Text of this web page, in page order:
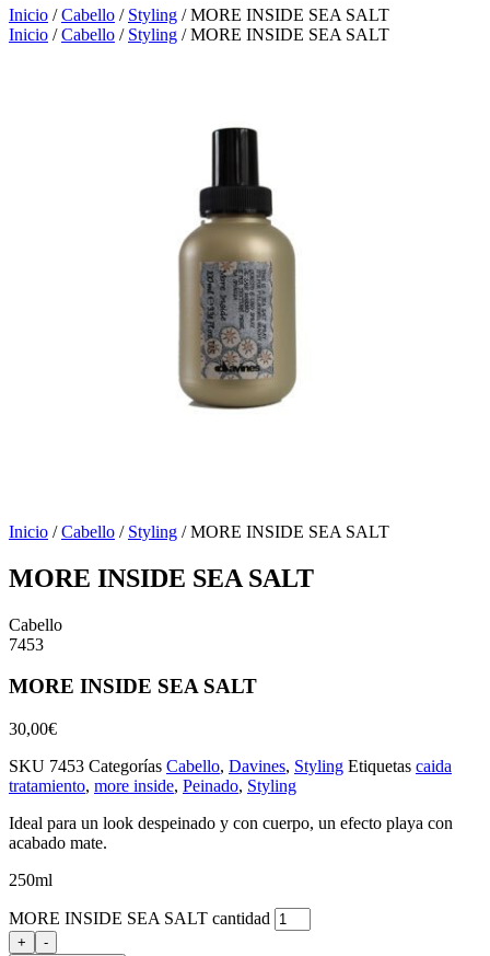
Inicio /Cabello / Styling / MORE INSIDE SEA SALT
Inicio /Cabello / Styling / MORE INSIDE SEA SALT
Inicio /Cabello / Styling / MORE INSIDE SEA SALT
MORE INSIDE SEA SALT
Cabello
7453
MORE INSIDE SEA SALT
30,00€
SKU 7453 Categorías Cabello, Davines, Styling Etiquetas caida
tratamiento, more inside, Peinado, Styling
Ideal para un look despeinado y con cuerpo, un efecto playa con
acabado mate.
250ml
MORE INSIDE SEA SALT cantidad
+
-